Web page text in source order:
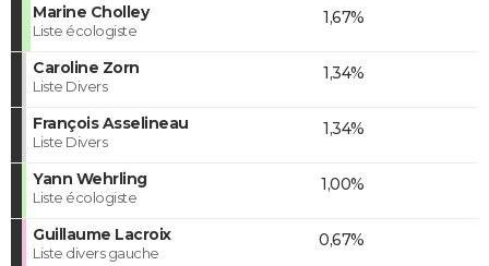
Marine Cholley
Liste écologiste
1,67%
Caroline Zorn
Liste Divers
1,34%
François Asselineau
Liste Divers
1,34%
Yann Wehrling
Liste écologiste
1,00%
Guillaume Lacroix
Liste divers gauche
0,67%